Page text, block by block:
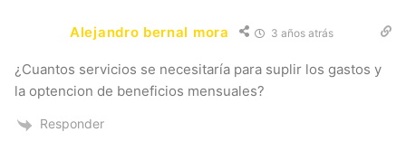
Alejandro bernal mora 3 años atrás
¿Cuantos servicios se necesitaría para suplir los gastos y
la optencion de beneficios mensuales?
Responder